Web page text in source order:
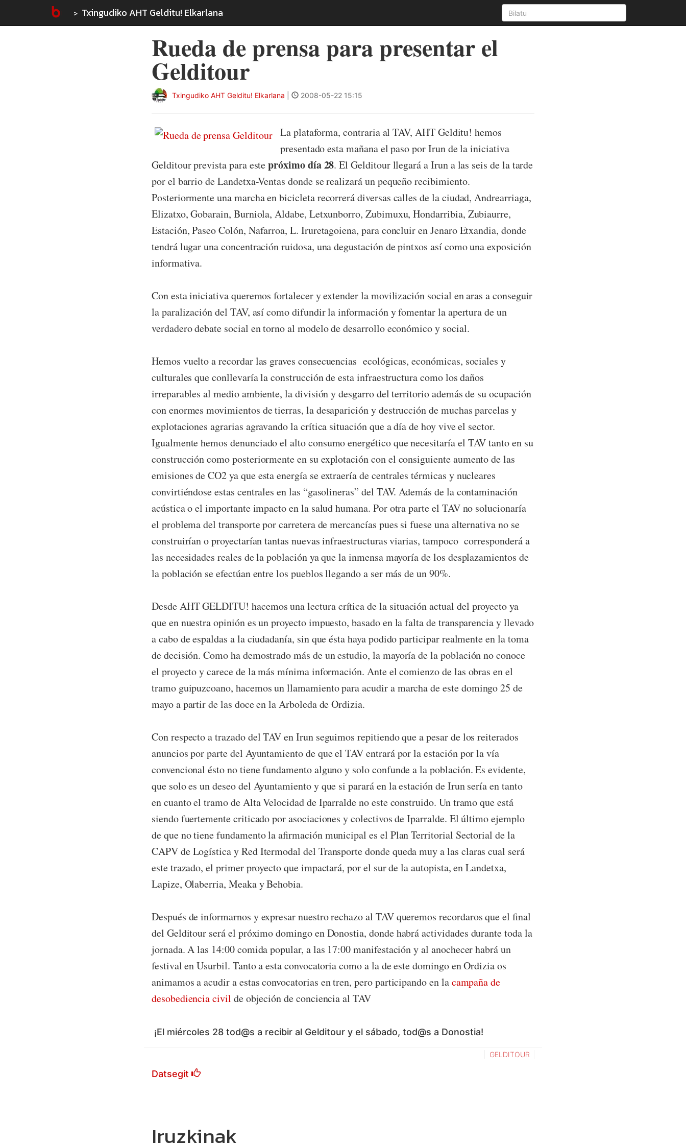
Txingudiko AHT Gelditu! Elkarlana
Rueda de prensa para presentar el
Gelditour
Txingudiko AHT Gelditu! Elkarlana 2008-05-22 15:15
La plataforma, contraria al TAV, AHT Gelditu! hemos
presentado esta mañana el paso por Irun de la iniciativa
Gelditour prevista para estepróximo día 28. El Gelditour llegará a Irun a las seis de la tarde
por el barrio de Landetxa-Ventas donde se realizará un pequeño recibimiento.
Posteriormente una marcha en bicicleta recorrerá diversas calles de la ciudad, Andrearriaga,
Elizatxo, Gobarain, Burniola, Aldabe, Letxunborro, Zubimuxu, Hondarribia, Zubiaurre,
Estación, Paseo Colón, Nafarroa, L. Iruretagoiena, para concluir en Jenaro Etxandia, donde
tendrá lugar una concentración ruidosa, una degustación de pintxos así como una exposición
informativa.
Con esta iniciativa queremos fortalecer y extender la movilización social en aras a conseguir
la paralización del TAV, así como difundir la información y fomentar la apertura de un
verdadero debate social en torno al modelo de desarrollo económico y social.
Hemos vuelto a recordar las graves consecuencias ecológicas, económicas, sociales y
culturales que conllevaría la construcción de esta infraestructura como los daños
irreparables al medio ambiente, la división y desgarro del territorio además de su ocupación
con enormes movimientos de tierras, la desaparición y destrucción de muchas parcelas y
explotaciones agrarias agravando la crítica situación que a día de hoy vive el sector.
Igualmente hemos denunciado el alto consumo energético que necesitaría el TAV tanto en su
construcción como posteriormente en su explotación con el consiguiente aumento de las
emisiones de CO2 ya que esta energía se extraería de centrales térmicas y nucleares
convirtiéndose estas centrales en las “gasolineras” del TAV. Además de la contaminación
acústica o el importante impacto en la salud humana. Por otra parte el TAV no solucionaría
el problema del transporte por carretera de mercancías pues si fuese una alternativa no se
construirían o proyectarían tantas nuevas infraestructuras viarias, tampoco corresponderá a
las necesidades reales de la población ya que la inmensa mayoría de los desplazamientos de
la población se efectúan entre los pueblos llegando a ser más de un 90%.
Desde AHT GELDITU! hacemos una lectura crítica de la situación actual del proyecto ya
que en nuestra opinión es un proyecto impuesto, basado en la falta de transparencia y llevado
a cabo de espaldas a la ciudadanía, sin que ésta haya podido participar realmente en la toma
de decisión. Como ha demostrado más de un estudio, la mayoría de la población no conoce
el proyecto y carece de la más mínima información. Ante el comienzo de las obras en el
tramo guipuzcoano, hacemos un llamamiento para acudir a marcha de este domingo 25 de
mayo a partir de las doce en la Arboleda de Ordizia.
Con respecto a trazado del TAV en Irun seguimos repitiendo que a pesar de los reiterados
anuncios por parte del Ayuntamiento de que el TAV entrará por la estación por la vía
convencional ésto no tiene fundamento alguno y solo confunde a la población. Es evidente,
que solo es un deseo del Ayuntamiento y que si parará en la estación de Irun sería en tanto
en cuanto el tramo de Alta Velocidad de Iparralde no este construido. Un tramo que está
siendo fuertemente criticado por asociaciones y colectivos de Iparralde. El último ejemplo
de que no tiene fundamento la afirmación municipal es el Plan Territorial Sectorial de la
CAPV de Logística y Red Itermodal del Transporte donde queda muy a las claras cual será
este trazado, el primer proyecto que impactará, por el sur de la autopista, en Landetxa,
Lapize, Olaberria, Meaka y Behobia.
Después de informarnos y expresar nuestro rechazo al TAV queremos recordaros que el final
del Gelditour será el próximo domingo en Donostia, donde habrá actividades durante toda la
jornada. A las 14:00 comida popular, a las 17:00 manifestación y al anochecer habrá un
festival en Usurbil. Tanto a esta convocatoria como a la de este domingo en Ordizia os
animamos a acudir a estas convocatorias en tren, pero participando en lacampaña de
desobediencia civil de objeción de conciencia al TAV
¡El miércoles 28 tod@s a recibir al Gelditour y el sábado, tod@s a Donostia!
Datsegit
GELDITOUR
Iruzkinak